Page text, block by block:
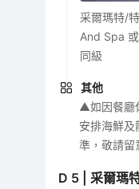
采爾瑪特/
And Spa
同級
其他
▲如因餐廳
安排海鮮及
準，敬請留
D 5
采爾瑪